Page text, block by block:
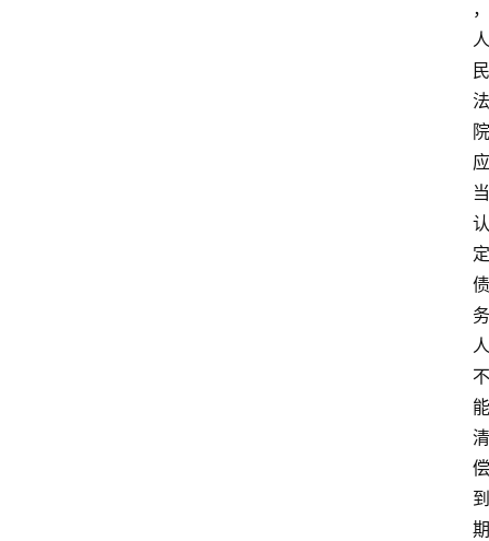
，
人
民
法
院
应
当
认
定
债
务
人
不
能
清
偿
到
期